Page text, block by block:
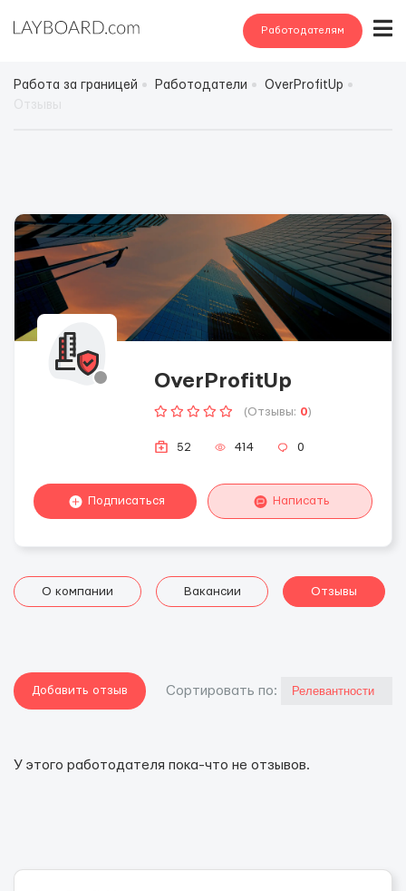
Работодателям
Работа за границей Работодатели
OverProfitUp
OverProfitUp
(Отзывы: 0)
52 414 0
Подписаться Написать
О компании Вакансии Отзывы
Добавить отзыв Cортировать по:
У этого работодателя пока-что не отзывов.